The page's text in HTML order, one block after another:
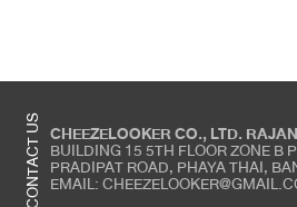
CONTACT US CHEEZELOOKER CO., LTD.
BUILDING 15 5TH FLOOR ZONE B
PRADIPAT ROAD, PHAYA THAI,
EMAIL: